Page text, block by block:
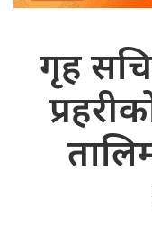
गृह सचिव